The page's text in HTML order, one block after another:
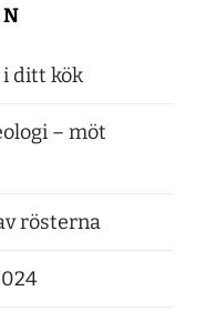
i ditt kök
– möt
rösterna